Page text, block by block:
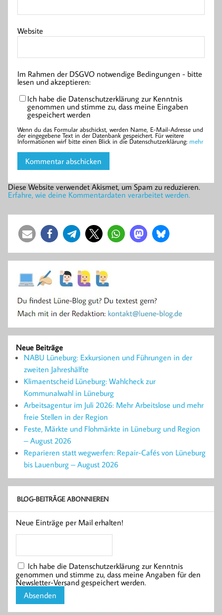
Website
Im Rahmen der DSGVO notwendige Bedingungen - bitte
lesen und akzeptieren:
Ich habe die Datenschutzerklärung zur Kenntnis
genommen und stimme zu, dass meine Eingaben
gespeichert werden
Wenn du das Formular abschickst, werden Name, E-Mail-Adresse und
der eingegebene Text in der Datenbank gespeichert. Für weitere
Informationen wirf bitte einen Blick in die Datenschutzerklärung: mehr
Diese Website verwendet Akismet, um Spam zu reduzieren.
Erfahre, wie deine Kommentardaten verarbeitet werden.
Neue Beiträge
NABU Lüneburg: Exkursionen und Führungen in der
zweiten Jahreshälfte
Klimaentscheid Lüneburg: Wahlcheck zur
Kommunalwahl in Lüneburg
Arbeitsagentur im Juli 2026: Mehr Arbeitslose und mehr
freie Stellen in der Region
Feste, Märkte und Flohmärkte in Lüneburg und Region
– August 2026
Reparieren statt wegwerfen: Repair-Cafés von Lüneburg
bis Lauenburg – August 2026
BLOG-BEITRÄGE ABONNIEREN
Neue Einträge per Mail erhalten!
Ich habe die Datenschutzerklärung zur Kenntnis
genommen und stimme zu, dass meine Angaben für den
Newsletter-Versand gespeichert werden.